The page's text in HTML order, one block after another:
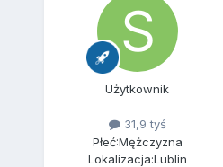
Użytkownik
31,9 tyś
Płeć:Mężczyzna
Lokalizacja:Lublin